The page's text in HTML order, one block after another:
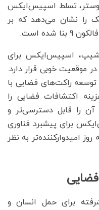
تسلط اسپیس‌ایکس
را نشان می‌دهد که بر
است.
اسپیس‌ایکس برای
موقعیت خوبی قرار دارد.
توسعه راکت‌های فضایی با
اکتشافات فضایی را
را قابل دسترسی‌تر و
برای پیشبرد فناوری
امیدوارکننده‌تر به نظر
برای حمل انسان و